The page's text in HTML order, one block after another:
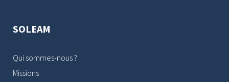
SOLEAM
Qui sommes-nous ?
Missions